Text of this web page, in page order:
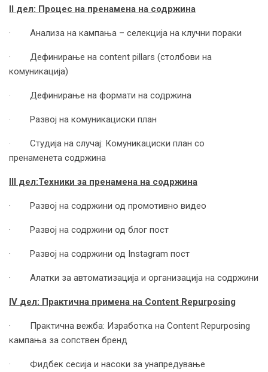
II дел: Процес на пренамена на содржина
· Анализа на кампања – селекција на клучни пораки
· Дефинирање на content pillars (столбови на
комуникација)
· Дефинирање на формати на содржина
· Развој на комуникациски план
· Студија на случај: Комуникациски план со
пренаменета содржина
III дел:Техники за пренамена на содржина
· Развој на содржини од промотивно видео
· Развој на содржини од блог пост
· Развој на содржини од Instagram пост
· Алатки за автоматизација и организација на содржини
IV дел: Практична примена на Content Repurposing
· Практична вежба: Изработка на Content Repurposing
кампања за сопствен бренд
· Фидбек сесија и насоки за унапредување